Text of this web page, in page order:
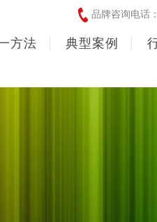
品牌咨询电话
方法 典型案例